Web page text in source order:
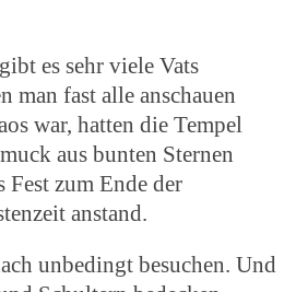
es sehr viele Vats
man fast alle anschauen
war, hatten die Tempel
aus bunten Sternen
Fest zum Ende der
anstand.
unbedingt besuchen. Und